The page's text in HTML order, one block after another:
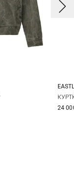
M
24